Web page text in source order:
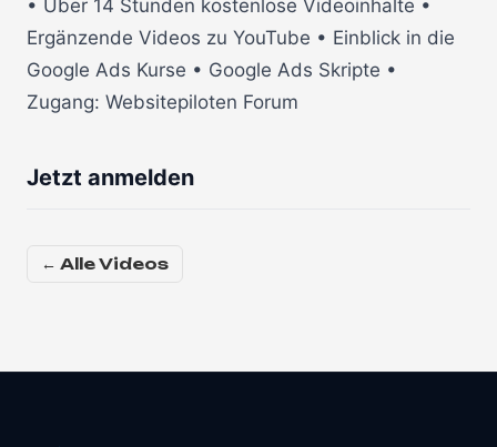
• Über 14 Stunden kostenlose Videoinhalte •
Ergänzende Videos zu YouTube • Einblick in die
Google Ads Kurse • Google Ads Skripte •
Zugang: Websitepiloten Forum
Jetzt anmelden
← Alle Videos